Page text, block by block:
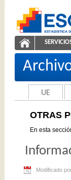
ESCALE -
Otras
UE
OTRAS
En esta
Modificado